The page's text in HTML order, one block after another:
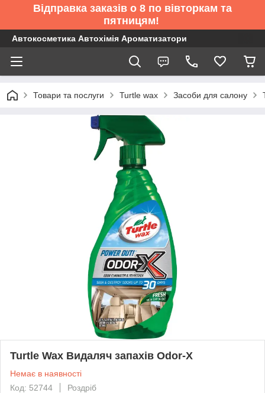
Відправка заказів о 8 по вівторкам та
пятницям!
Автокосметика Автохімія Ароматизатори
Товари та послуги Turtle wax Засоби для салону
Turtle Wax Видаляч запахів Odor-X
Немає в наявності
Код: 52744
Роздріб